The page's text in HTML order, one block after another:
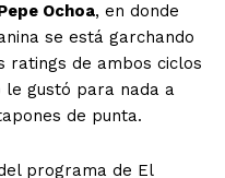
Ochoa, en donde
se está garchando
ratings de ambos ciclos
le gustó para nada a
de punta.
programa de El